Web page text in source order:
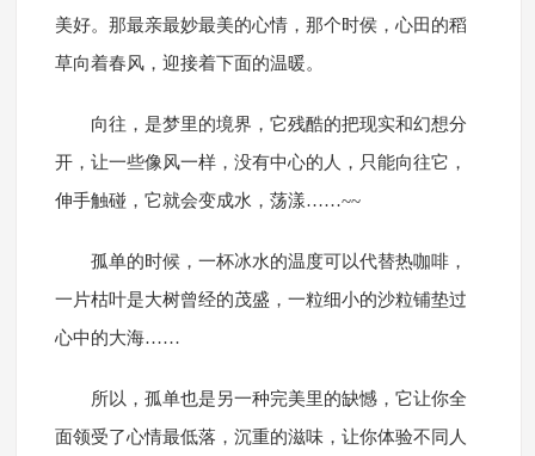
美好。那最亲最妙最美的心情，那个时侯，心田的稻
草向着春风，迎接着下面的温暖。
向往，是梦里的境界，它残酷的把现实和幻想分
开，让一些像风一样，没有中心的人，只能向往它，
伸手触碰，它就会变成水，荡漾……~~
孤单的时候，一杯冰水的温度可以代替热咖啡，
一片枯叶是大树曾经的茂盛，一粒细小的沙粒铺垫过
心中的大海……
所以，孤单也是另一种完美里的缺憾，它让你全
面领受了心情最低落，沉重的滋味，让你体验不同人